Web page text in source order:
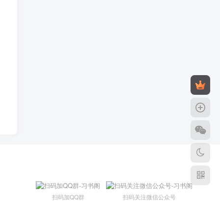
扫码加QQ群 扫码关注微信公众号